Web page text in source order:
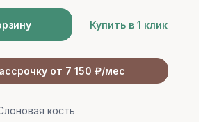
Купить в 1 клик
от 7 150 ₽/мес
кость